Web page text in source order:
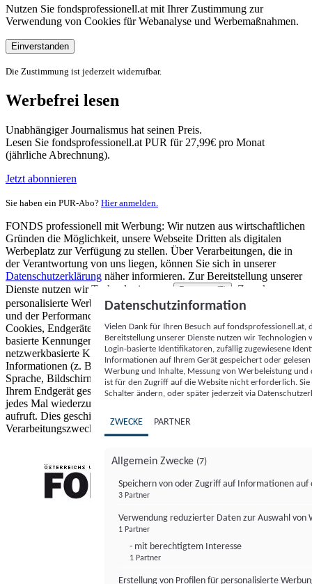
Nutzen Sie fondsprofessionell.at mit Ihrer Zustimmung zur
Verwendung von Cookies für Webanalyse und Werbemaßnahmen.
Einverstanden
Die Zustimmung ist jederzeit widerrufbar.
Werbefrei lesen
Unabhängiger Journalismus hat seinen Preis.
Lesen Sie fondsprofessionell.at PUR für 27,99€ pro Monat
(jährliche Abrechnung).
Jetzt abonnieren
Sie haben ein PUR-Abo? Hier anmelden.
FONDS professionell mit Werbung: Wir nutzen aus wirtschaftlichen
Gründen die Möglichkeit, unsere Webseite Dritten als digitalen
Werbeplatz zur Verfügung zu stellen. Über Verarbeitungen, die in
der Verantwortung von uns liegen, können Sie sich in unserer
Datenschutzerklärung näher informieren. Zur Bereitstellung unserer
Dienste nutzen wir Technologien von
Partnern (5)
. Zwecke:
personalisierte Werbung und Inhalte, Messung von Werbeleistung
und der Performance von Inhalten sowie Zielgruppenforschung.
Cookies, Endgeräte- oder ähnliche Online-Kennungen (z. B. login-
basierte Kennungen, zufällig generierte Kennungen,
netzwerkbasierte Kennungen) können zusammen mit anderen
Informationen (z. B. Browsertyp und Browserinformationen,
Sprache, Bildschirmgröße, unterstützte Technologien usw.) auf
Ihrem Endgerät gespeichert oder von dort ausgelesen werden, um es
jedes Mal wiederzuerkennen, wenn es eine App oder einer Webseite
aufruft. Dies geschieht für einen oder mehrere der hier aufgeführten
Verarbeitungszwecke.
Datenschutzinformation
Vielen Dank für Ihren Besuch auf
Bereitstellung unserer Dienste nutzen wir Technologien
Login-basierte Identifikatoren, zufällig zugewiesene
Informationen auf Ihrem Gerät gespeichert oder
Werbung und Inhalte, Messung von Werbeleistung
ist für den Zugriff auf die Website nicht erforderlich.
Schalter ändern, oder später jederzeit via
ZWECKE PARTNER
Allgemein Zwecke (7)
Speichern von oder Zugriff auf Informationen auf
3 Partner
Verwendung reduzierter Daten zur Auswahl von
1 Partner
- mit berechtigtem Interesse
1 Partner
Erstellung von Profilen für personalisierte
FONDS professionell